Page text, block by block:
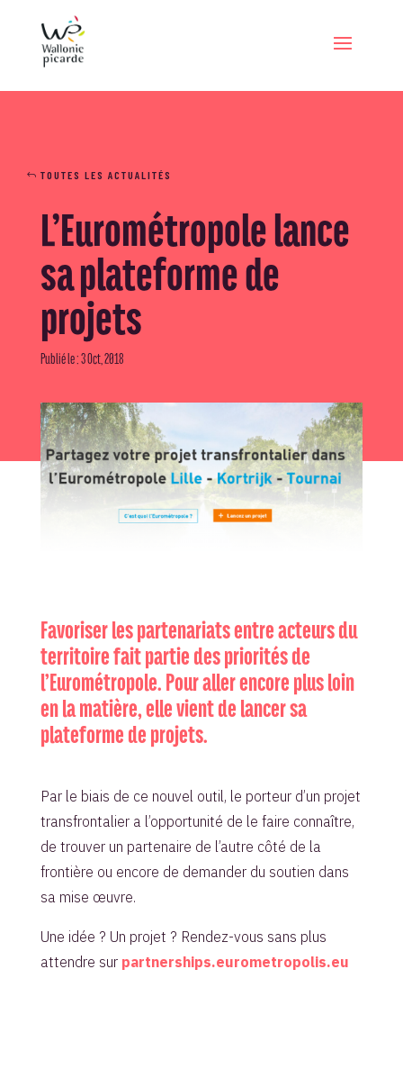
TOUTES LES ACTUALITÉS
L’Eurométropole lance
sa plateforme de
projets
Publié le : 3 Oct, 2018
Favoriser les partenariats entre acteurs du
territoire fait partie des priorités de
l’Eurométropole. Pour aller encore plus loin
en la matière, elle vient de lancer sa
plateforme de projets.
Par le biais de ce nouvel outil, le porteur d’un projet
transfrontalier a l’opportunité de le faire connaître,
de trouver un partenaire de l’autre côté de la
frontière ou encore de demander du soutien dans
sa mise œuvre.
Une idée ? Un projet ? Rendez-vous sans plus
attendre sur partnerships.eurometropolis.eu